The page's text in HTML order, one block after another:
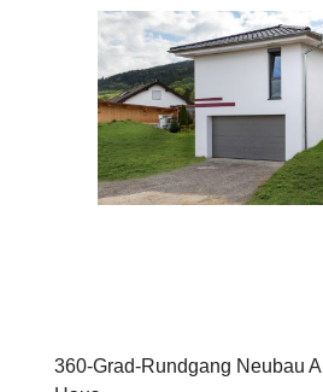
360-Grad-Rundgang Neubau